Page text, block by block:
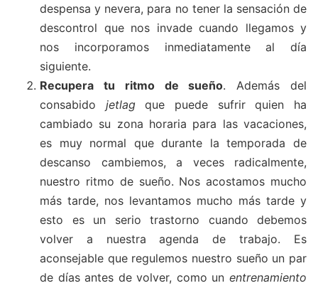
despensa y nevera, para no tener la sensación de
descontrol que nos invade cuando llegamos y
nos incorporamos inmediatamente al día
siguiente.
Recupera tu ritmo de sueño. Además del
consabido jetlagque puede sufrir quien ha
cambiado su zona horaria para las vacaciones,
es muy normal que durante la temporada de
descanso cambiemos, a veces radicalmente,
nuestro ritmo de sueño. Nos acostamos mucho
más tarde, nos levantamos mucho más tarde y
esto es un serio trastorno cuando debemos
volver a nuestra agenda de trabajo. Es
aconsejable que regulemos nuestro sueño un par
de días antes de volver, como un entrenamiento